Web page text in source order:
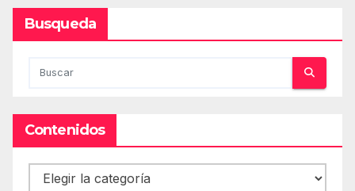
Busqueda
Contenidos
Contenidos